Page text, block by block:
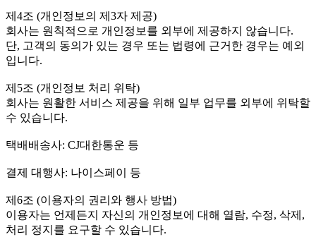
제4조 (개인정보의 제3자 제공)
회사는 원칙적으로 개인정보를 외부에 제공하지 않습니다.
단, 고객의 동의가 있는 경우 또는 법령에 근거한 경우는 예외
입니다.
제5조 (개인정보 처리 위탁)
회사는 원활한 서비스 제공을 위해 일부 업무를 외부에 위탁할
수 있습니다.
택배배송사: CJ대한통운 등
결제 대행사: 나이스페이 등
제6조 (이용자의 권리와 행사 방법)
이용자는 언제든지 자신의 개인정보에 대해 열람, 수정, 삭제,
처리 정지를 요구할 수 있습니다.